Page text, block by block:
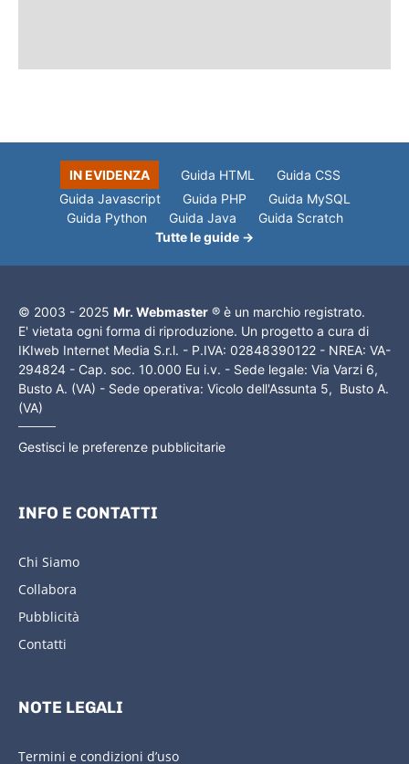
IN EVIDENZA Guida HTML
Guida CSS
Guida Javascript
Guida PHP
Guida MySQL
Guida Python
Guida Java
Guida Scratch
Tutte le guide →
© 2003 - 2025 Mr. Webmaster ® è un marchio registrato.
E' vietata ogni forma di riproduzione. Un progetto a cura di
IKIweb Internet Media S.r.l. - P.IVA: 02848390122 - NREA: VA-
294824 - Cap. soc. 10.000 Eu i.v. - Sede legale: Via Varzi 6,
Busto A. (VA) - Sede operativa: Vicolo dell'Assunta 5, Busto A.
(VA)
Gestisci le preferenze pubblicitarie
INFO E CONTATTI
Chi Siamo
Collabora
Pubblicità
Contatti
NOTE LEGALI
Termini e condizioni d’uso